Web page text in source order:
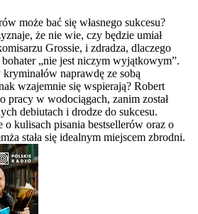
może bać się własnego sukcesu?
że nie wie, czy będzie umiał
Grossie, i zdradza, dlaczego
bohater „nie jest niczym wyjątkowym”.
naprawdę ze sobą
wzajemnie się wspierają? Robert
pracy w wodociągach, zanim został
debiutach i drodze do sukcesu.
o kulisach pisania bestsellerów oraz o
stała się idealnym miejscem zbrodni.